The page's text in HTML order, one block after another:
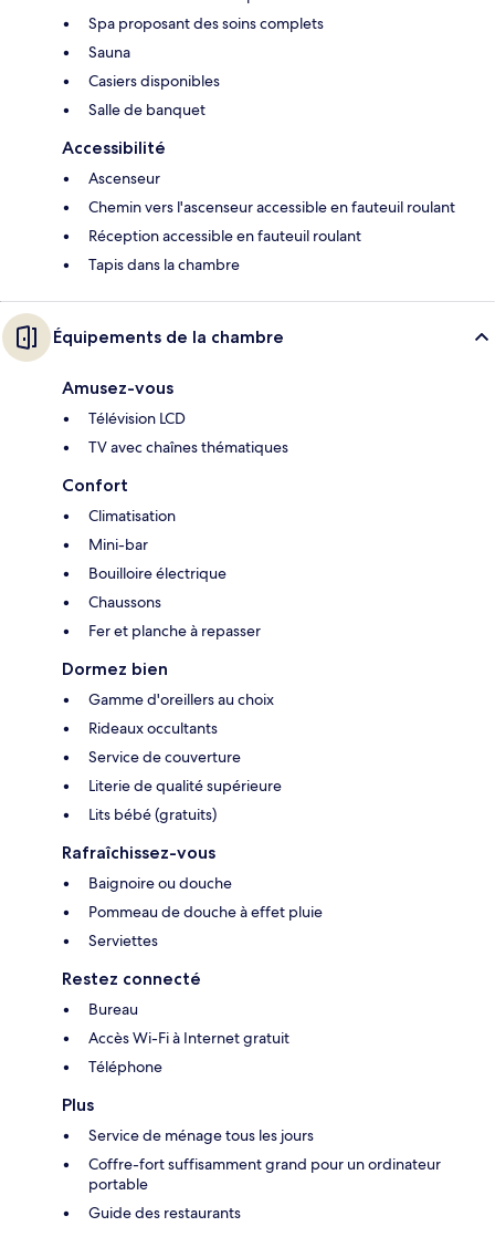
Spa proposant des soins complets
Sauna
Casiers disponibles
Salle de banquet
Accessibilité
Ascenseur
Chemin vers l'ascenseur accessible en fauteuil roulant
Réception accessible en fauteuil roulant
Tapis dans la chambre
Équipements de la chambre
Amusez-vous
Télévision LCD
TV avec chaînes thématiques
Confort
Climatisation
Mini-bar
Bouilloire électrique
Chaussons
Fer et planche à repasser
Dormez bien
Gamme d'oreillers au choix
Rideaux occultants
Service de couverture
Literie de qualité supérieure
Lits bébé (gratuits)
Rafraîchissez-vous
Baignoire ou douche
Pommeau de douche à effet pluie
Serviettes
Restez connecté
Bureau
Accès Wi-Fi à Internet gratuit
Téléphone
Plus
Service de ménage tous les jours
Coffre-fort suffisamment grand pour un ordinateur
portable
Guide des restaurants